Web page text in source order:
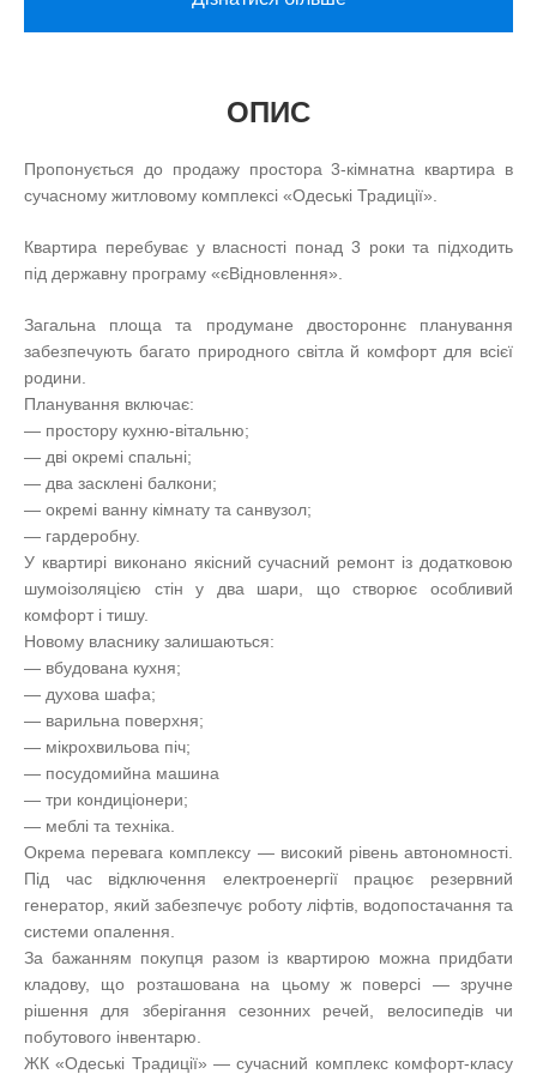
ОПИС
Пропонується до продажу простора 3-кімнатна квартира в
сучасному житловому комплексі «Одеські Традиції».
Квартира перебуває у власності понад 3 роки та підходить
під державну програму «єВідновлення».
Загальна площа та продумане двостороннє планування
забезпечують багато природного світла й комфорт для всієї
родини.
Планування включає:
— простору кухню-вітальню;
— дві окремі спальні;
— два засклені балкони;
— окремі ванну кімнату та санвузол;
— гардеробну.
У квартирі виконано якісний сучасний ремонт із додатковою
шумоізоляцією стін у два шари, що створює особливий
комфорт і тишу.
Новому власнику залишаються:
— вбудована кухня;
— духова шафа;
— варильна поверхня;
— мікрохвильова піч;
— посудомийна машина
— три кондиціонери;
— меблі та техніка.
Окрема перевага комплексу — високий рівень автономності.
Під час відключення електроенергії працює резервний
генератор, який забезпечує роботу ліфтів, водопостачання та
системи опалення.
За бажанням покупця разом із квартирою можна придбати
кладову, що розташована на цьому ж поверсі — зручне
рішення для зберігання сезонних речей, велосипедів чи
побутового інвентарю.
ЖК «Одеські Традиції» — сучасний комплекс комфорт-класу